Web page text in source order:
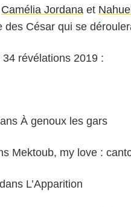
Camélia Jordana et
des César qui se
révélations 2019 :
À genoux les gars
Mektoub, my love :
dans L’Apparition